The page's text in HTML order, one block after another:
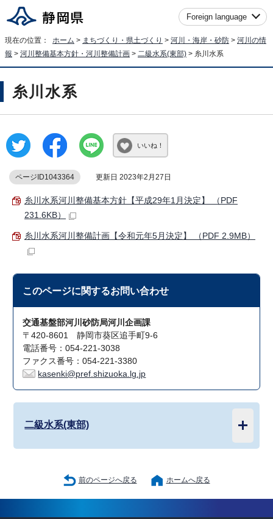
Foreign language
現在の位置： ホーム > まちづくり・県土づくり > 河川・海岸・砂防 > 河川の情
報 > 河川整備基本方針・河川整備計画 > 二級水系(東部) > 糸川水系
糸川水系
いいね！
ページID1043364 更新日 2023年2月27日
糸川水系河川整備基本方針【平成29年1月決定】 （PDF
231.6KB）
糸川水系河川整備計画【令和元年5月決定】 （PDF 2.9MB）
このページに関するお問い合わせ
交通基盤部河川砂防局河川企画課
〒420-8601 静岡市葵区追手町9-6
電話番号：054-221-3038
ファクス番号：054-221-3380
kasenki@pref.shizuoka.lg.jp
二級水系(東部)
前のページへ戻る ホームへ戻る